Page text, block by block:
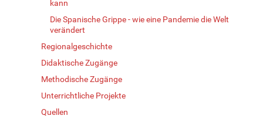
kann
Die Spanische Grippe - wie eine Pandemie die Welt
verändert
Regionalgeschichte
Didaktische Zugänge
Methodische Zugänge
Unterrichtliche Projekte
Quellen